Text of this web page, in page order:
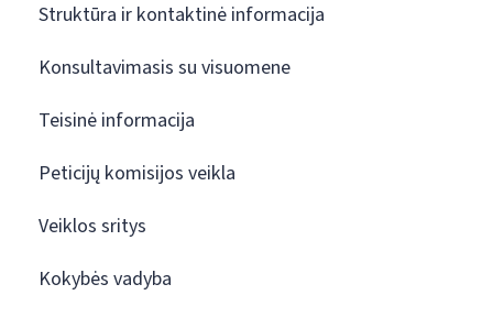
Struktūra ir kontaktinė informacija
Konsultavimasis su visuomene
Teisinė informacija
Peticijų komisijos veikla
Veiklos sritys
Kokybės vadyba